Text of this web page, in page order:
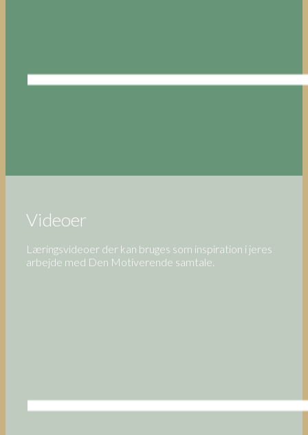
Videoer
Læringsvideoer der kan bruges som inspiration i jeres
arbejde med Den Motiverende samtale.